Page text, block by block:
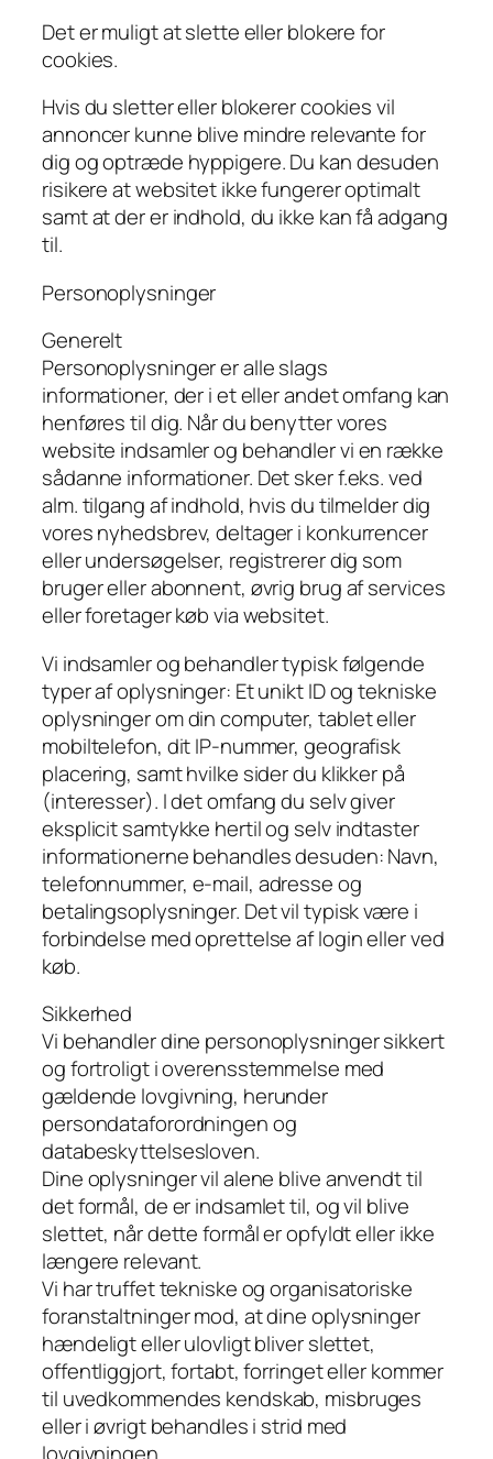
Det er muligt at slette eller blokere for
cookies.
Hvis du sletter eller blokerer cookies vil
annoncer kunne blive mindre relevante for
dig og optræde hyppigere. Du kan desuden
risikere at websitet ikke fungerer optimalt
samt at der er indhold, du ikke kan få adgang
til.
Personoplysninger
Generelt
Personoplysninger er alle slags
informationer, der i et eller andet omfang kan
henføres til dig. Når du benytter vores
website indsamler og behandler vi en række
sådanne informationer. Det sker f.eks. ved
alm. tilgang af indhold, hvis du tilmelder dig
vores nyhedsbrev, deltager i konkurrencer
eller undersøgelser, registrerer dig som
bruger eller abonnent, øvrig brug af services
eller foretager køb via websitet.
Vi indsamler og behandler typisk følgende
typer af oplysninger: Et unikt ID og tekniske
oplysninger om din computer, tablet eller
mobiltelefon, dit IP-nummer, geografisk
placering, samt hvilke sider du klikker på
(interesser). I det omfang du selv giver
eksplicit samtykke hertil og selv indtaster
informationerne behandles desuden: Navn,
telefonnummer, e-mail, adresse og
betalingsoplysninger. Det vil typisk være i
forbindelse med oprettelse af login eller ved
køb.
Sikkerhed
Vi behandler dine personoplysninger sikkert
og fortroligt i overensstemmelse med
gældende lovgivning, herunder
persondataforordningen og
databeskyttelsesloven.
Dine oplysninger vil alene blive anvendt til
det formål, de er indsamlet til, og vil blive
slettet, når dette formål er opfyldt eller ikke
længere relevant.
Vi har truffet tekniske og organisatoriske
foranstaltninger mod, at dine oplysninger
hændeligt eller ulovligt bliver slettet,
offentliggjort, fortabt, forringet eller kommer
til uvedkommendes kendskab, misbruges
eller i øvrigt behandles i strid med